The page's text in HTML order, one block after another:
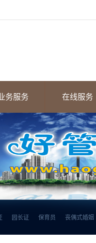
务服务 在线服务
园长证 保育员 丧偶式婚姻